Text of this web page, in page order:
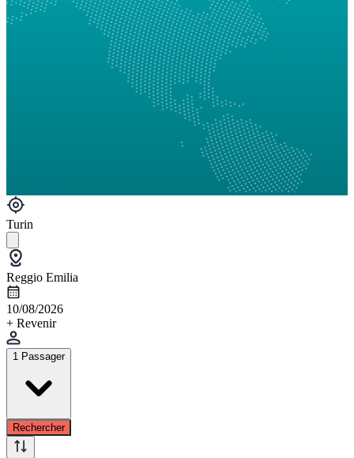
Turin
Reggio Emilia
10/08/2026
+ Revenir
1 Passager
Rechercher